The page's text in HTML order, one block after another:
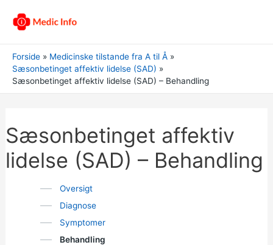
Forside
Medicinske tilstande fra A til Å
Sæsonbetinget affektiv lidelse (SAD)
Sæsonbetinget affektiv lidelse (SAD) – Behandling
Sæsonbetinget affektiv
lidelse (SAD) – Behandling
Oversigt
Diagnose
Symptomer
Behandling